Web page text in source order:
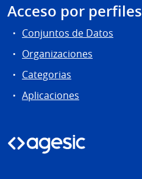
Acceso por perfiles
Conjuntos de Datos
Organizaciones
Categorias
Aplicaciones